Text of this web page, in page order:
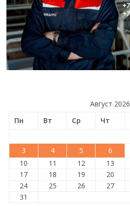
Август 2026
Пн
Вт Ср Чт
3
4 5 6
10
11 12 13
17
18 19 20
24
25 26 27
31